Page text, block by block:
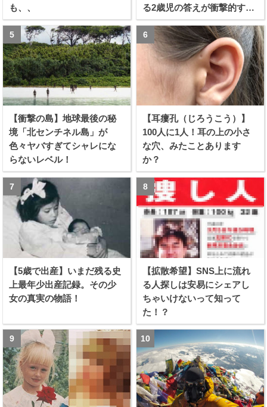
も、、
る2歳児の答えが衝撃的すぎ
る！！
【衝撃の島】地球最後の秘
境「北センチネル島」が
色々ヤバすぎてシャレにな
らないレベル！
【耳瘻孔（じろうこう）】
100人に1人！耳の上の小さ
な穴、みたことあります
か？
【5歳で出産】いまだ残る史
上最年少出産記録。その少
女の真実の物語！
【拡散希望】SNS上に流れ
る人探しは安易にシェアし
ちゃいけないって知って
た！？